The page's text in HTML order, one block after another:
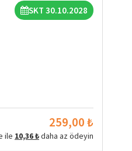
SKT 30.10.2028
259,00 ₺
ile 10,36 ₺daha az ödeyin